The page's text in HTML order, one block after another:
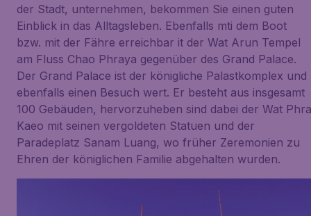
der Stadt, unternehmen, bekommen Sie einen guten
Einblick in das Alltagsleben. Ebenfalls mti dem Boot
bzw. mit der Fähre erreichbar it der Wat Arun Tempel
am Fluss Chao Phraya gegenüber des Grand Palace.
Der Grand Palace ist der königliche Palastkomplex und
ebenfalls einen Besuch wert. Er besteht aus insgesamt
100 Gebäuden, hervorzuheben sind dabei der Wat Phra
Kaeo mit seinen vergoldeten Statuen und der
Paradeplatz Sanam Luang, wo früher Zeremonien zu
Ehren der königlichen Familie abgehalten wurden.